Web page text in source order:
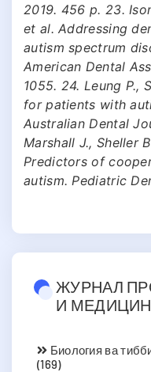
2019. 456 p. 23.
et al. Addressing
autism spectrum
American Dental
1055. 24. Leung P.,
for patients with
Australian Dental
Marshall J., Sheller
Predictors of
autism. Pediatric
ЖУРНАЛ
И
Биология ва
(169)